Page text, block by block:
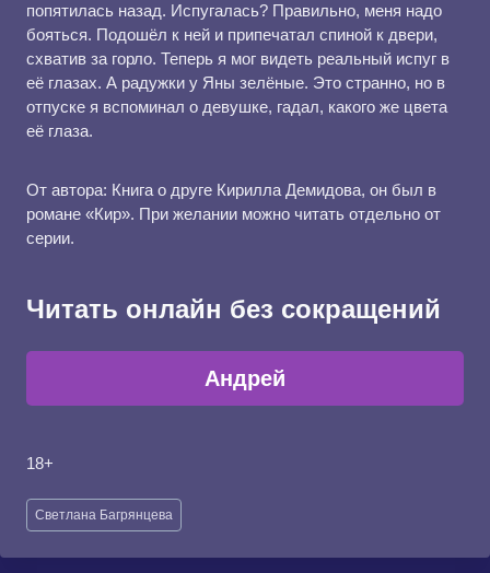
попятилась назад. Испугалась? Правильно, меня надо
бояться. Подошёл к ней и припечатал спиной к двери,
схватив за горло. Теперь я мог видеть реальный испуг в
её глазах. А радужки у Яны зелёные. Это странно, но в
отпуске я вспоминал о девушке, гадал, какого же цвета
её глаза.
От автора: Книга о друге Кирилла Демидова, он был в
романе «Кир». При желании можно читать отдельно от
серии.
Читать онлайн без сокращений
Андрей
18+
Метки
записи:
Светлана Багрянцева